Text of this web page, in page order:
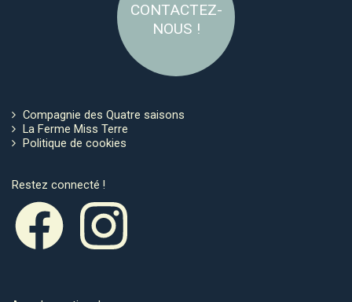
CONTACTEZ-
NOUS !
Compagnie des Quatre saisons
La Ferme Miss Terre
Politique de cookies
Restez connecté !